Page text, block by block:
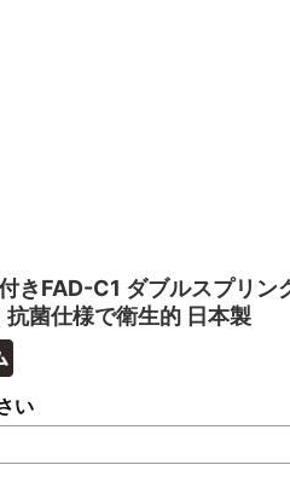
きFAD-C1 ダブルスプリン
菌仕様で衛生的 日本製
い